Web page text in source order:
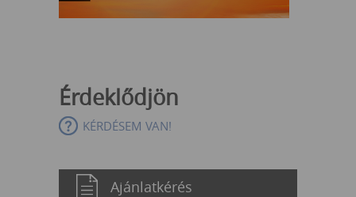
Érdeklődjön
KÉRDÉSEM VAN!
Ajánlatkérés